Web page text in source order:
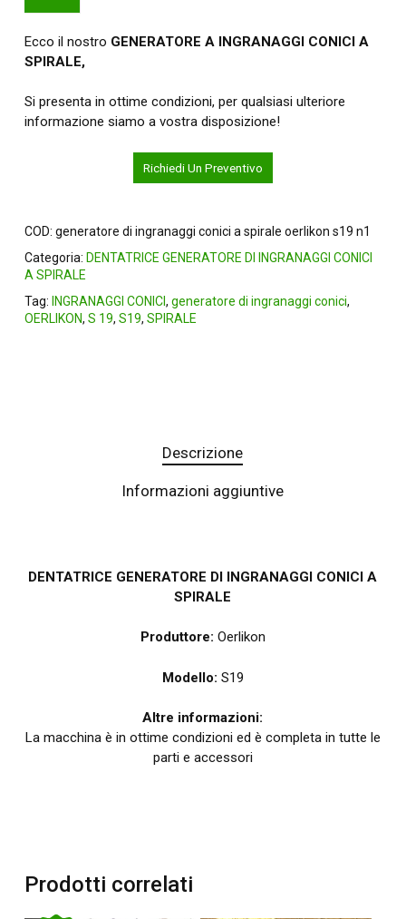
Ecco il nostro GENERATORE A INGRANAGGI CONICI A
SPIRALE,
Si presenta in ottime condizioni, per qualsiasi ulteriore
informazione siamo a vostra disposizione!
Richiedi Un Preventivo
COD: generatore di ingranaggi conici a spirale oerlikon s19 n1
Categoria: DENTATRICE GENERATORE DI INGRANAGGI CONICI
A SPIRALE
Tag: INGRANAGGI CONICI, generatore di ingranaggi conici,
OERLIKON, S 19, S19, SPIRALE
Descrizione
Informazioni aggiuntive
DENTATRICE GENERATORE DI INGRANAGGI CONICI A
SPIRALE
Produttore: Oerlikon
Modello: S19
Altre informazioni:
La macchina è in ottime condizioni ed è completa in tutte le
parti e accessori
Prodotti correlati